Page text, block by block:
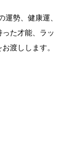
勢、健康運、
た才能、ラッ
渡しします。